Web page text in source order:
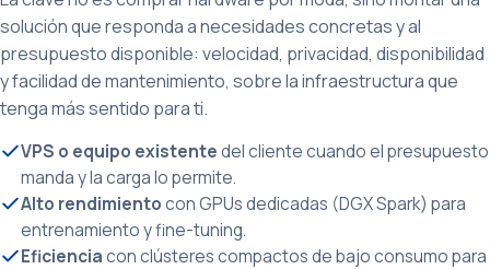
solución que responda a necesidades concretas y al
presupuesto disponible: velocidad, privacidad, disponibilidad
y facilidad de mantenimiento, sobre la infraestructura que
tenga más sentido para ti.
VPS o equipo existentedel cliente cuando el presupuesto
manda y la carga lo permite.
Alto rendimientocon GPUs dedicadas (DGX Spark) para
entrenamiento y fine-tuning.
Eficienciacon clústeres compactos de bajo consumo para